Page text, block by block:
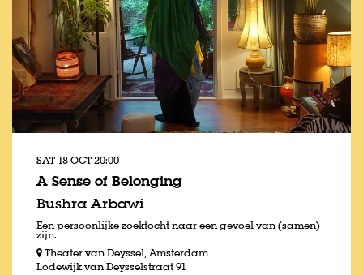
A Sense of Belonging
Bushra Arbawi
SAT 18 OCT20:00
Een persoonlijke zoektocht naar een gevoel van (samen)
zijn.
Theater van Deyssel, Amsterdam
Lodewijk van Deysselstraat 91